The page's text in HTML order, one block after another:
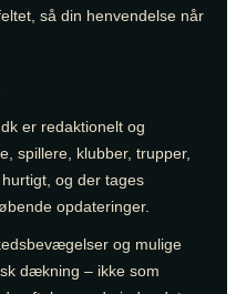
så din henvendelse når
er redaktionelt og
spillere, klubber, trupper,
og der tages
opdateringer.
og mulige
dækning – ikke som